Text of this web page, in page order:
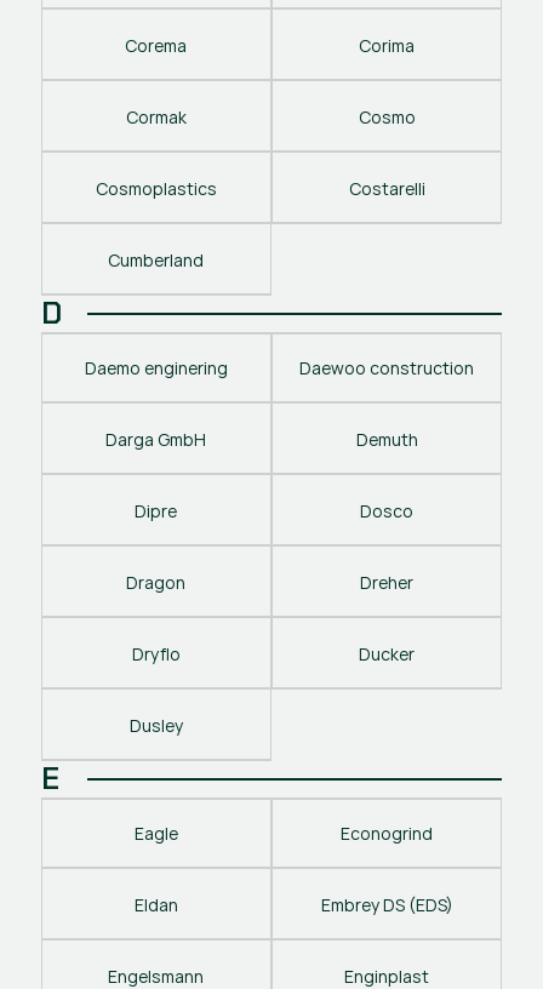
Corema Corima
Cormak Cosmo
Cosmoplastics Costarelli
Cumberland
D
Daemo enginering Daewoo construction
Darga GmbH Demuth
Dipre Dosco
Dragon Dreher
Dryflo Ducker
Dusley
E
Eagle Econogrind
Eldan Embrey DS (EDS)
Engelsmann Enginplast